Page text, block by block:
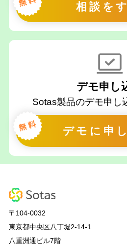
相談を
デモ申し
Sotas製品のデモ申し
デモに申
〒104-0032
東京都中央区八丁堀2-14-1
八重洲通ビル7階